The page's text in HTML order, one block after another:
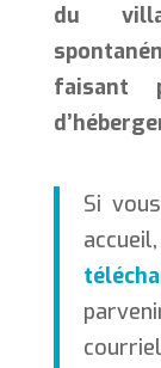
du
faisant
Si